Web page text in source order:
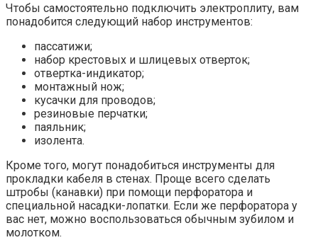
Чтобы самостоятельно подключить электроплиту, вам
понадобится следующий набор инструментов:
пассатижи;
набор крестовых и шлицевых отверток;
отвертка-индикатор;
монтажный нож;
кусачки для проводов;
резиновые перчатки;
паяльник;
изолента.
Кроме того, могут понадобиться инструменты для
прокладки кабеля в стенах. Проще всего сделать
штробы (канавки) при помощи перфоратора и
специальной насадки-лопатки. Если же перфоратора у
вас нет, можно воспользоваться обычным зубилом и
молотком.